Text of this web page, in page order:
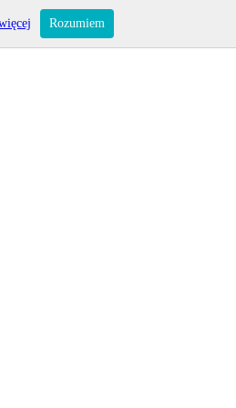
Rozumiem